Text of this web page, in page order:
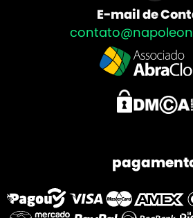
E-mail de